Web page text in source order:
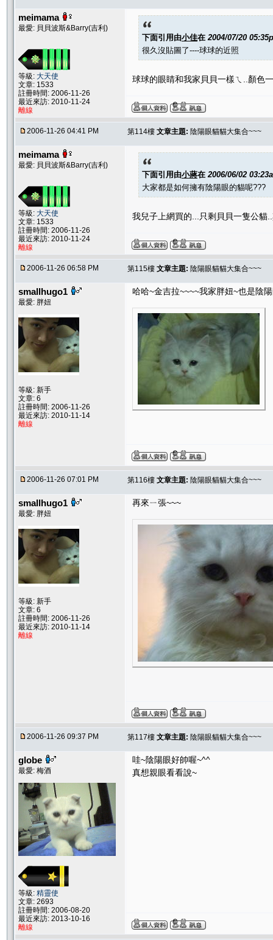
meimama
最愛: 貝貝波斯&Barry(吉利)
等級: 大天使
文章: 1533
註冊時間: 2006-11-26
最近來訪: 2010-11-24
離線
下面引用由小佳在 2004/07/20
很久沒貼圖了----球球的近照
球球的眼睛和我家貝貝一樣ㄟ..顏色
2006-11-26 04:41 PM 第114樓 文章主題: 陰陽眼貓貓大集合~~~
meimama
最愛: 貝貝波斯&Barry(吉利)
等級: 大天使
文章: 1533
註冊時間: 2006-11-26
最近來訪: 2010-11-24
離線
下面引用由小蔣在 2006/06/02
大家都是如何擁有陰陽眼的貓呢???
我兒子上網買的...只剩貝貝一隻公貓
2006-11-26 06:58 PM 第115樓 文章主題: 陰陽眼貓貓大集合~~~
smallhugo1
最愛: 胖妞
等級: 新手
文章: 6
註冊時間: 2006-11-26
最近來訪: 2010-11-14
離線
哈哈~金吉拉~~~~我家胖妞~也是陰
2006-11-26 07:01 PM 第116樓 文章主題: 陰陽眼貓貓大集合~~~
smallhugo1
最愛: 胖妞
等級: 新手
文章: 6
註冊時間: 2006-11-26
最近來訪: 2010-11-14
離線
再來ㄧ張~~~
2006-11-26 09:37 PM 第117樓 文章主題: 陰陽眼貓貓大集合~~~
globe
最愛: 梅酒
等級: 精靈使
文章: 2693
註冊時間: 2006-08-20
最近來訪: 2013-10-16
離線
哇~陰陽眼好帥喔~^^
真想親眼看看說~